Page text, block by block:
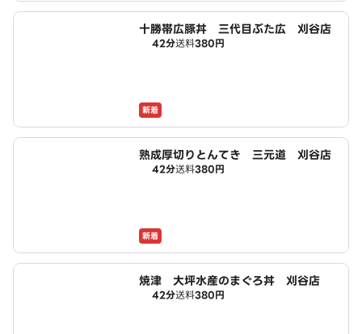
十勝帯広豚丼 三代目ぶた広 刈谷店
42分送料380円
新着
熟成厚切りとんてき 三元道 刈谷店
42分送料380円
新着
焼津 大坪水産のまぐろ丼 刈谷店
42分送料380円